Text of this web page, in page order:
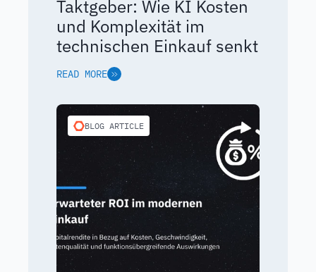
Taktgeber: Wie KI Kosten
und Komplexität im
technischen Einkauf senkt
READ MORE
BLOG ARTICLE